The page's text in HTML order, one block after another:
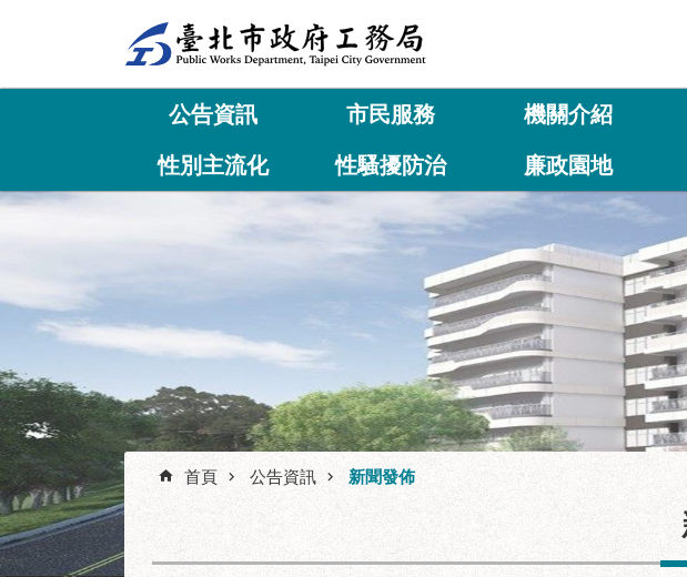
公告資訊 市民服務 機關介紹
性別主流化 性騷擾防治 廉政園地
首頁 公告資訊 新聞發佈